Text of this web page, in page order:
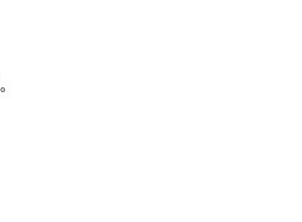
。